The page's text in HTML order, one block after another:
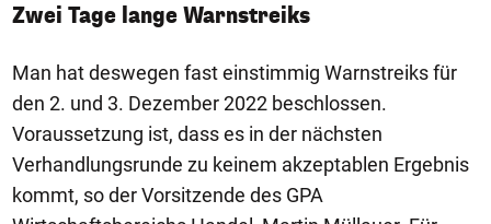
Zwei Tage lange Warnstreiks
Man hat deswegen fast einstimmig Warnstreiks für
den 2. und 3. Dezember 2022 beschlossen.
Voraussetzung ist, dass es in der nächsten
Verhandlungsrunde zu keinem akzeptablen Ergebnis
kommt, so der Vorsitzende des GPA